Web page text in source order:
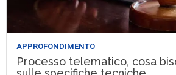
APPROFONDIMENTO
Processo telematico, cosa